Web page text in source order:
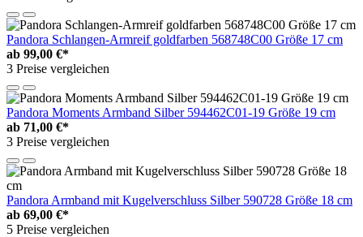
Pandora Schlangen-Armreif goldfarben 568748C00 Größe 17 cm
ab 99,00 €*
3 Preise vergleichen
Pandora Moments Armband Silber 594462C01-19 Größe 19 cm
ab 71,00 €*
3 Preise vergleichen
Pandora Armband mit Kugelverschluss Silber 590728 Größe 18 cm
ab 69,00 €*
5 Preise vergleichen